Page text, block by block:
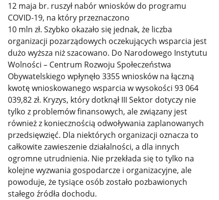
12 maja br. ruszył nabór wniosków do programu
COVID-19, na który przeznaczono
10 mln zł. Szybko okazało się jednak, że liczba
organizacji pozarządowych oczekujących wsparcia jest
dużo wyższa niż szacowano. Do Narodowego Instytutu
Wolności – Centrum Rozwoju Społeczeństwa
Obywatelskiego wpłynęło 3355 wniosków na łączną
kwotę wnioskowanego wsparcia w wysokości 93 064
039,82 zł. Kryzys, który dotknął III Sektor dotyczy nie
tylko z problemów finansowych, ale związany jest
również z koniecznością odwoływania zaplanowanych
przedsięwzięć. Dla niektórych organizacji oznacza to
całkowite zawieszenie działalności, a dla innych
ogromne utrudnienia. Nie przekłada się to tylko na
kolejne wyzwania gospodarcze i organizacyjne, ale
powoduje, że tysiące osób zostało pozbawionych
stałego źródła dochodu.